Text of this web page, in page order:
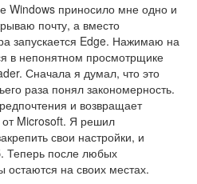
Windows приносило мне одно и
почту, а вместо
запускается Edge. Нажимаю на
в непонятном просмотрщике
Сначала я думал, что это
раза понял закономерность.
и возвращает
Microsoft. Я решил
свои настройки, и
Теперь после любых
на своих местах.